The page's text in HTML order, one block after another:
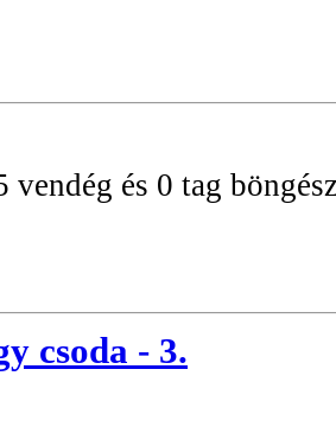
vendég és 0 tag
csoda - 3.